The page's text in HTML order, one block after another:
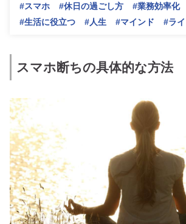
#スマホ #休日の過ごし方
#業務効率化
#生活に役立つ
#人生 #マインド #ラ
スマホ断ちの具体的な方法